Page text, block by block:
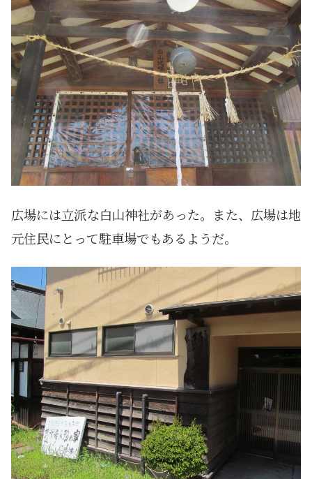
広場には立派な白山神社があった。また、広場は地
元住民にとって駐車場でもあるようだ。